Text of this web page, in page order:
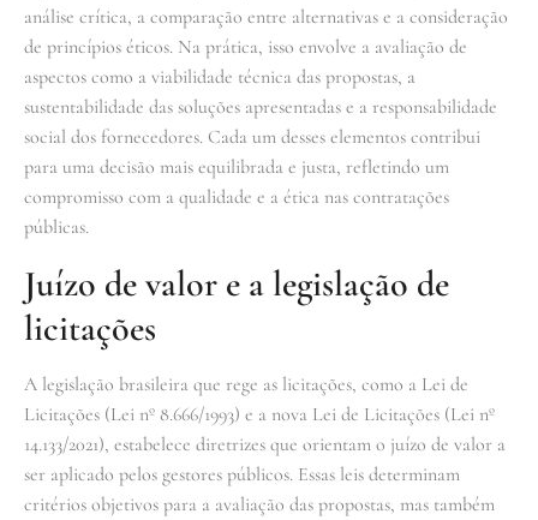
análise crítica, a comparação entre alternativas e a consideração
de princípios éticos. Na prática, isso envolve a avaliação de
aspectos como a viabilidade técnica das propostas, a
sustentabilidade das soluções apresentadas e a responsabilidade
social dos fornecedores. Cada um desses elementos contribui
para uma decisão mais equilibrada e justa, refletindo um
compromisso com a qualidade e a ética nas contratações
públicas.
Juízo de valor e a legislação de
licitações
A legislação brasileira que rege as licitações, como a Lei de
Licitações (Lei nº 8.666/1993) e a nova Lei de Licitações (Lei nº
14.133/2021), estabelece diretrizes que orientam o juízo de valor a
ser aplicado pelos gestores públicos. Essas leis determinam
critérios objetivos para a avaliação das propostas, mas também